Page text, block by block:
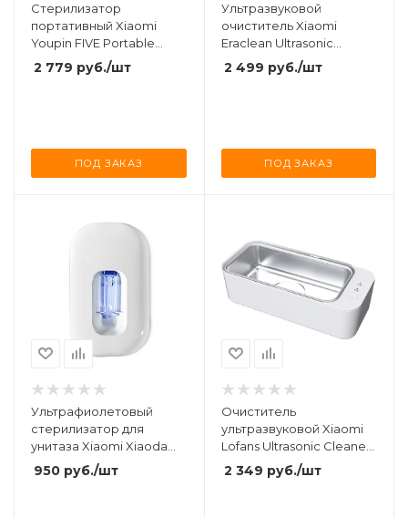
Стерилизатор
портативный Xiaomi
Youpin FIVE Portable
Deodorizer Sterilization
Light White
2 779 руб./шт
ПОД ЗАКАЗ
Ультразвуковой
очиститель Xiaomi
Eraclean Ultrasonic
Cleaning Machine Blue
(CS-602)
2 499 руб./шт
ПОД ЗАКАЗ
Ультрафиолетовый
стерилизатор для
унитаза Xiaomi Xiaoda
Smart Intelligent
Sterilization Deodorizer
950 руб./шт
Очиститель
ультразвуковой Xiaomi
Lofans Ultrasonic Cleaner
Machine White (CS-602)
2 349 руб./шт